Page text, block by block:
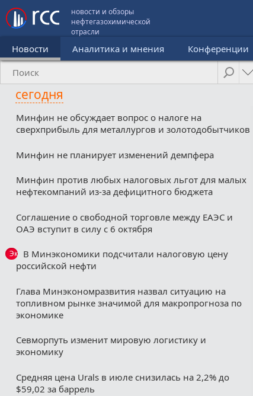
новости и обзоры
нефтегазохимической
отрасли
Новости Аналитика и мнения Конференции
сегодня
Минфин не обсуждает вопрос о налоге на
сверхприбыль для металлургов и золотодобытчиков
Минфин не планирует изменений демпфера
Минфин против любых налоговых льгот для малых
нефтекомпаний из-за дефицитного бюджета
Соглашение о свободной торговле между ЕАЭС и
ОАЭ вступит в силу с 6 октября
Эксклюзив
В Минэкономики подсчитали налоговую цену
российской нефти
Глава Минэкономразвития назвал ситуацию на
топливном рынке значимой для макропрогноза по
экономике
Севморпуть изменит мировую логистику и
экономику
Средняя цена Urals в июле снизилась на 2,2% до
$59,02 за баррель